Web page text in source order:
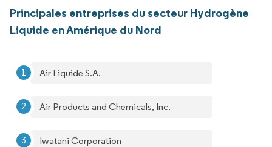
Principales entreprises du secteur Hydrogène
Liquide en Amérique du Nord
Air Liquide S.A.
Air Products and Chemicals, Inc.
Iwatani Corporation